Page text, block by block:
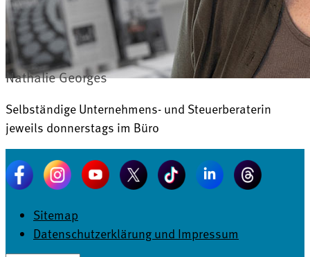
Nathalie Georges
Selbständige Unternehmens- und Steuerberaterin
jeweils donnerstags im Büro
Sitemap
Datenschutzerklärung und Impressum